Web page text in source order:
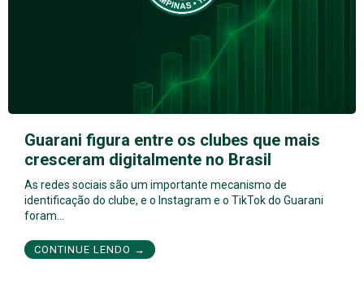
Guarani figura entre os clubes que mais
cresceram digitalmente no Brasil
As redes sociais são um importante mecanismo de
identificação do clube, e o Instagram e o TikTok do Guarani
foram…
CONTINUE LENDO →